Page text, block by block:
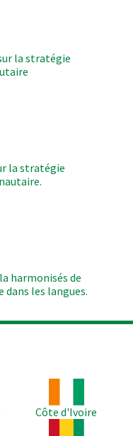
la stratégie
la stratégie
harmonisés de
les langues.
Côte d'Ivoire